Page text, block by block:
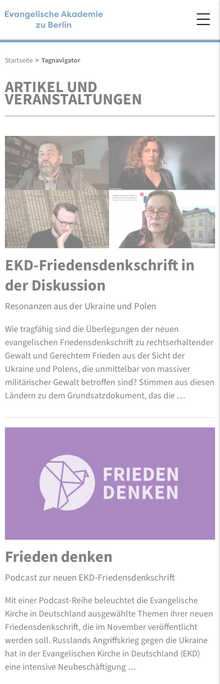
Startseite > Tagnavigator
ARTIKEL UND
VERANSTALTUNGEN
EKD-Friedensdenkschrift in
der Diskussion
Resonanzen aus der Ukraine und Polen
Wie tragfähig sind die Überlegungen der neuen
evangelischen Friedensdenkschrift zu rechtserhaltender
Gewalt und Gerechtem Frieden aus der Sicht der
Ukraine und Polens, die unmittelbar von massiver
militärischer Gewalt betroffen sind? Stimmen aus diesen
Ländern zu dem Grundsatzdokument, das die …
Frieden denken
Podcast zur neuen EKD-Friedensdenkschrift
Mit einer Podcast-Reihe beleuchtet die Evangelische
Kirche in Deutschland ausgewählte Themen ihrer neuen
Friedensdenkschrift, die im November veröffentlicht
werden soll. Russlands Angriffskrieg gegen die Ukraine
hat in der Evangelischen Kirche in Deutschland (EKD)
eine intensive Neubeschäftigung …